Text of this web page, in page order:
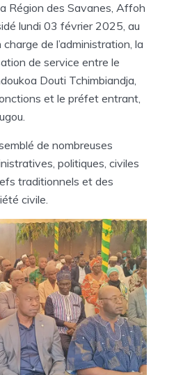
Région des Savanes, Affoh
lundi 03 février 2025, au
de l’administration, la
de service entre le
Douti Tchimbiandja,
et le préfet entrant,
de nombreuses
politiques, civiles
traditionnels et des
civile.